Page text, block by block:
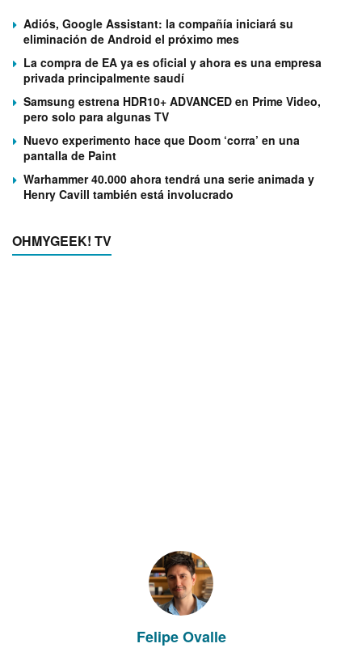
Adiós, Google Assistant: la compañía iniciará su
eliminación de Android el próximo mes
La compra de EA ya es oficial y ahora es una empresa
privada principalmente saudí
Samsung estrena HDR10+ ADVANCED en Prime Video,
pero solo para algunas TV
Nuevo experimento hace que Doom ‘corra’ en una
pantalla de Paint
Warhammer 40.000 ahora tendrá una serie animada y
Henry Cavill también está involucrado
OHMYGEEK! TV
Felipe Ovalle